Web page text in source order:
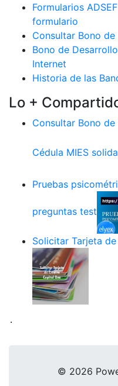
Formularios
formulario
Consultar Bono
Bono de
Internet
Historia de las
Lo +
Consultar Bono
Cédula MIES
Pruebas
preguntas test
Solicitar Tarjeta
.
© 2026